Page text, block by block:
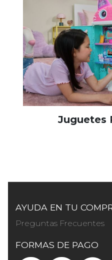
Juguetes
AYUDA EN TU
Preguntas Frecuentes
FORMAS DE PAGO